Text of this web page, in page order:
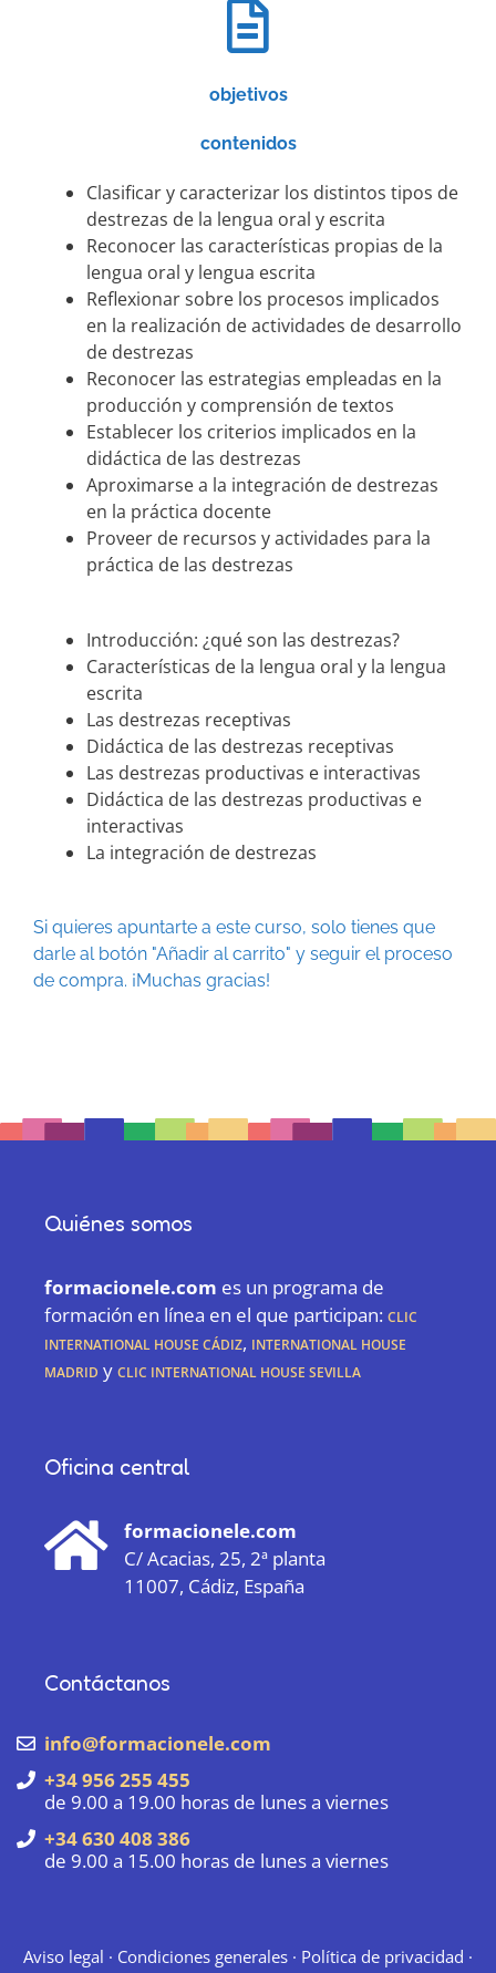
objetivos
contenidos
Clasificar y caracterizar los distintos tipos de
destrezas de la lengua oral y escrita
Reconocer las características propias de la
lengua oral y lengua escrita
Reflexionar sobre los procesos implicados
en la realización de actividades de desarrollo
de destrezas
Reconocer las estrategias empleadas en la
producción y comprensión de textos
Establecer los criterios implicados en la
didáctica de las destrezas
Aproximarse a la integración de destrezas
en la práctica docente
Proveer de recursos y actividades para la
práctica de las destrezas
Introducción: ¿qué son las destrezas?
Características de la lengua oral y la lengua
escrita
Las destrezas receptivas
Didáctica de las destrezas receptivas
Las destrezas productivas e interactivas
Didáctica de las destrezas productivas e
interactivas
La integración de destrezas
Si quieres apuntarte a este curso, solo tienes que
darle al botón "Añadir al carrito" y seguir el proceso
de compra. ¡Muchas gracias!
Quiénes somos
formacionele.com es un programa de
formación en línea en el que participan:CLIC
International House Cádiz, International House
Madrid yCLIC International House Sevilla
Oficina central
formacionele.com
C/ Acacias, 25, 2ª planta
11007, Cádiz, España
Contáctanos
info@formacionele.com
+34 956 255 455
de 9.00 a 19.00 horas de lunes a viernes
+34 630 408 386
de 9.00 a 15.00 horas de lunes a viernes
Aviso legal · Condiciones generales · Política de privacidad ·